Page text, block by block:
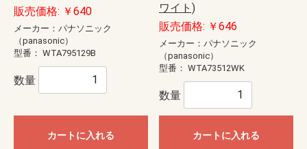
販売価格: ￥640
メーカー：パナソニック
（panasonic）
型番： WTA795129B
数量
カートに入れる
ワイト)
販売価格: ￥646
メーカー：パナソニック
（panasonic）
型番： WTA73512WK
数量
カートに入れる